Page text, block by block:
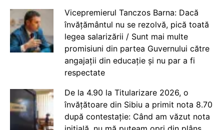
Vicepremierul Tanczos Barna: Dacă
învățământul nu se rezolvă, pică toată
legea salarizării / Sunt mai multe
promisiuni din partea Guvernului către
angajații din educație și nu par a fi
respectate
De la 4.90 la Titularizare 2026, o
învățătoare din Sibiu a primit nota 8.70
după contestație: Când am văzut nota